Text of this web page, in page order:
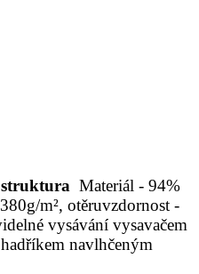
Materiál - 94%
m², otěruvzdornost -
vysávání vysavačem
navlhčeným